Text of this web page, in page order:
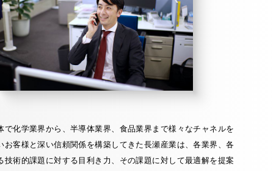
で化学業界から、半導体業界、食品業界まで様々なチャネルを
お客様と深い信頼関係を構築してきた長瀬産業は、各業界、各
技術的課題に対する目利き力、その課題に対して最適解を提案